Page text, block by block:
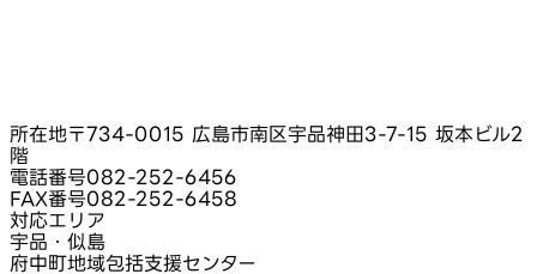
所在地〒734-0015 広島市南区宇品神田3-7-15 坂本ビル2
階
電話番号082-252-6456
FAX番号082-252-6458
対応エリア
宇品・似島
府中町地域包括支援センター